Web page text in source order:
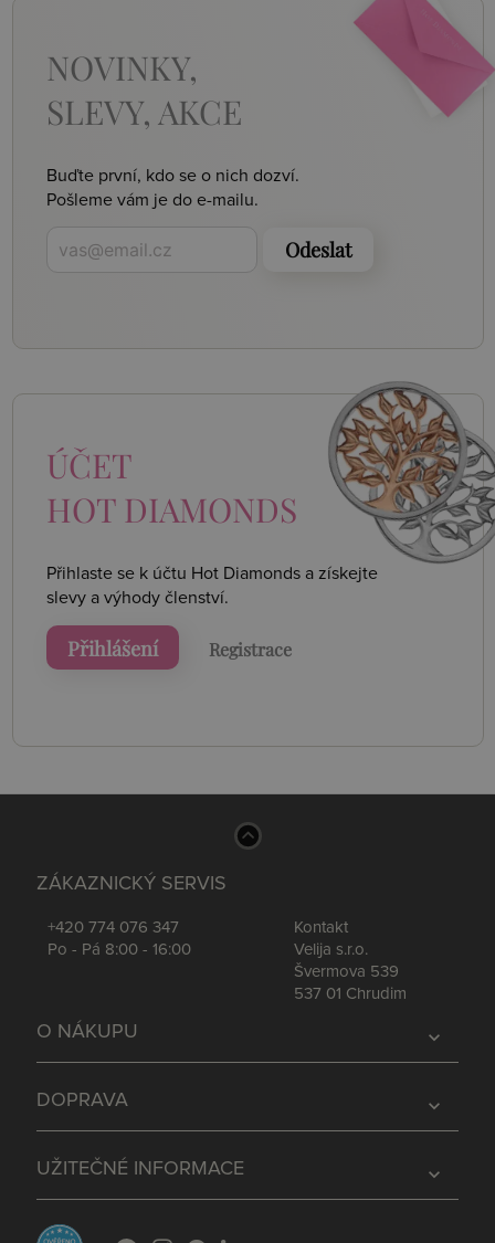
NOVINKY,
SLEVY, AKCE
Buďte první, kdo se o nich dozví.
Pošleme vám je do e-mailu.
Odeslat
ÚČET
HOT DIAMONDS
Přihlaste se k účtu Hot Diamonds a získejte
slevy a výhody členství.
Přihlášení Registrace
ZÁKAZNICKÝ SERVIS
+420 774 076 347
Po - Pá 8:00 - 16:00
Kontakt
Velija s.r.o.
Švermova 539
537 01 Chrudim
expand_more
O NÁKUPU
expand_more
DOPRAVA
expand_more
UŽITEČNÉ INFORMACE